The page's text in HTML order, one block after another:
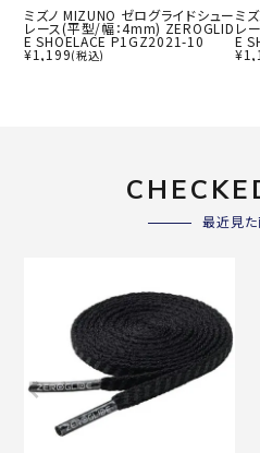
ミズノ MIZUNO ゼログライドシュー
レース(平型/幅：4mm) ZEROGLID
E SHOELACE P1GZ2021-10
¥1,199(税込)
ミ
レ
E
¥
最近見